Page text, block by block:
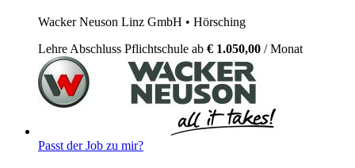
Wacker Neuson Linz GmbH • Hörsching
LehreAbschluss Pflichtschule ab € 1.050,00 / Monat
Passt der Job zu mir?